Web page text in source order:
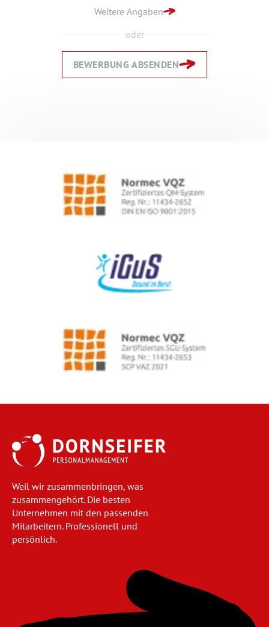
Weitere Angaben
oder
BEWERBUNG ABSENDEN
Weil wir zusammenbringen, was
zusammengehört. Die besten
Unternehmen mit den passenden
Mitarbeitern. Professionell und
persönlich.